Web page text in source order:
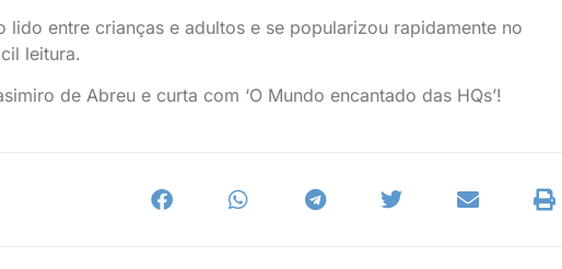
lido entre crianças e adultos e se popularizou rapidamente no
leitura.
de Abreu e curta com ‘O Mundo encantado das HQs’!